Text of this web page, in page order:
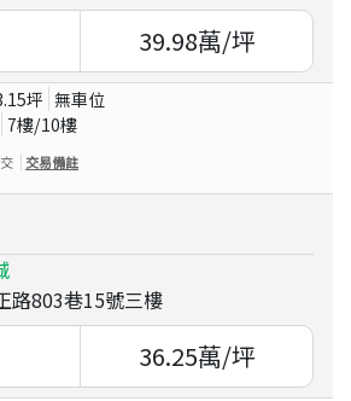
39.98萬/坪
坪 無車位
7樓/10樓
交易備註
路803巷15號三樓
36.25萬/坪